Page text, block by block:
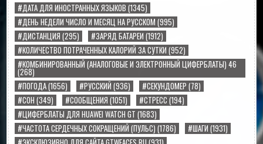
#ДАТА ДЛЯ ИНОСТРАННЫХ ЯЗЫКОВ (1345)
#ДЕНЬ НЕДЕЛИ ЧИСЛО И МЕСЯЦ НА РУССКОМ (995)
#ДИСТАНЦИЯ (295) #ЗАРЯД БАТАРЕИ (1912)
#КОЛИЧЕСТВО ПОТРАЧЕННЫХ КАЛОРИЙ ЗА СУТКИ (952)
#КОМБИНИРОВАННЫЙ (АНАЛОГОВЫЕ И ЭЛЕКТРОННЫЙ ЦИФЕРБЛАТЫ) 46
(268)
#ПОГОДА(1656) #РУССКИЙ (936) #СЕКУНДОМЕР (78)
#СОН (349) #СООБЩЕНИЯ (1051) #СТРЕСС (194)
#ЦИФЕРБЛАТЫ ДЛЯ HUAWEI WATCH GT (1683)
#ЧАСТОТА СЕРДЕЧНЫХ СОКРАЩЕНИЙ (ПУЛЬС) (1786) #ШАГИ (1931)